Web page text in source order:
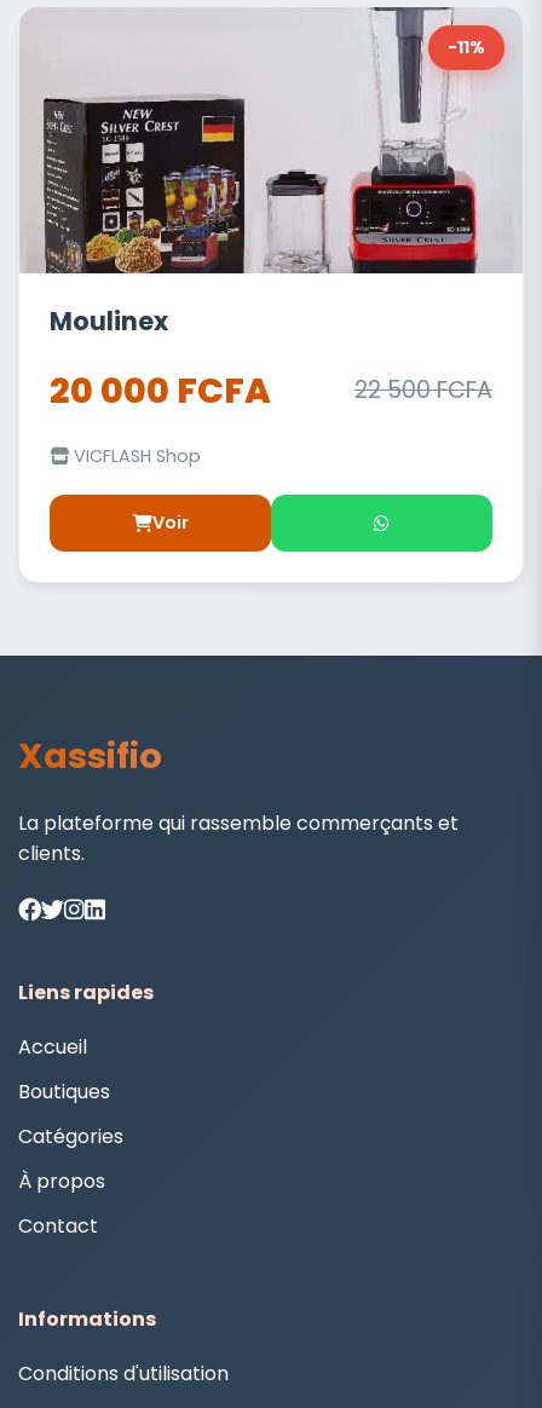
-11%
Moulinex
20 000 FCFA 22 500 FCFA
VICFLASH Shop
Voir
Xassifio
La plateforme qui rassemble commerçants et
clients.
Liens rapides
Accueil
Boutiques
Catégories
À propos
Contact
Informations
Conditions d'utilisation